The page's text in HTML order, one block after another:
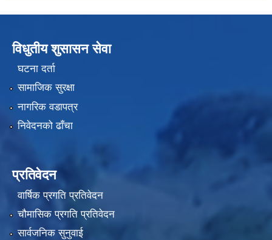
विधुतीय शुसासन सेवा
घटना दर्ता
सामाजिक सुरक्षा
नागरिक वडापत्र
निवेदनको ढाँचा
प्रतिवेदन
वार्षिक प्रगति प्रतिवेदन
चौमासिक प्रगति प्रतिवेदन
सार्वजनिक सुनुवाई